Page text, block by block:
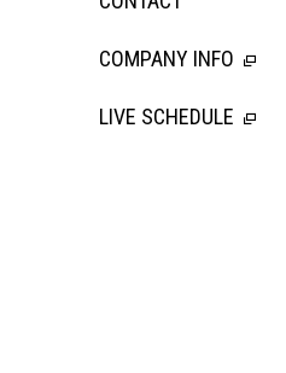
COMPANY INFO
LIVE SCHEDULE